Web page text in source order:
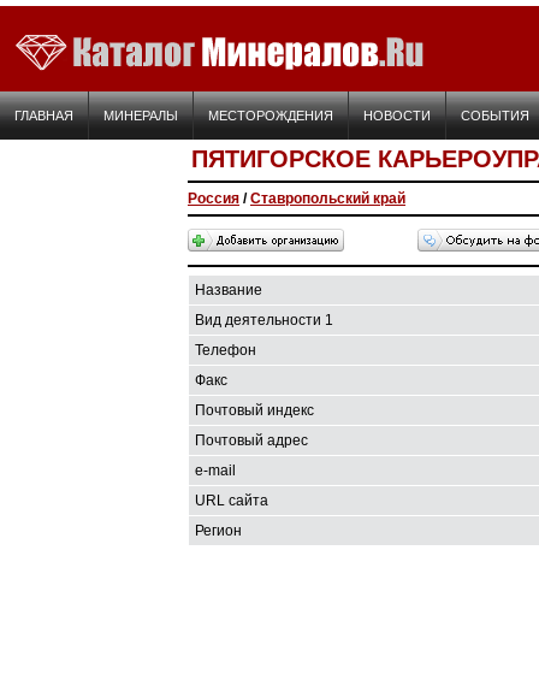
ГЛАВНАЯ МИНЕРАЛЫ МЕСТОРОЖДЕНИЯ НОВОСТИ СОБЫТИЯ
ПЯТИГОРСКОЕ
Россия /Ставропольский край
Название
Вид деятельности 1
Телефон
Факс
Почтовый индекс
Почтовый адрес
e-mail
URL сайта
Регион